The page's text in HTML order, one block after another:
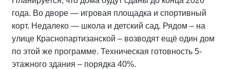
года. Во дворе — игровая площадка и спортивный
корт. Недалеко — школа и детский сад. Рядом – на
улице Краснопартизанской – возводят ещё один дом
по этой же программе. Техническая готовность 5-
этажного здания – порядка 40%.